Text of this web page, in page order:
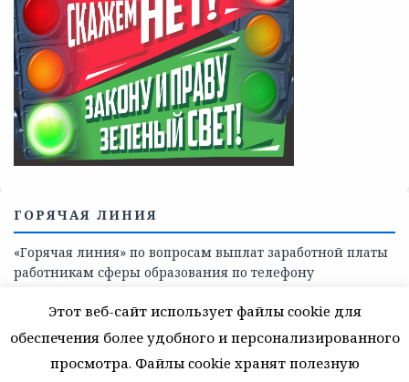
Телефоны учреждений, оказывающих меры социальной
поддержки, медицинскую, социально-психологическую
помощь детям и взрослым лицам Ленинградской
области
СКАЖИ КОРРУПЦИИ — НЕТ
Этот веб-сайт использует файлы cookie для
обеспечения более удобного и персонализированного
просмотра. Файлы cookie хранят полезную